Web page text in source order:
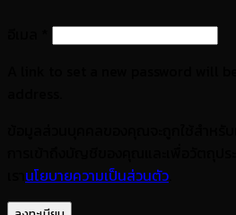
ต้องการ
นโยบายความเป็นส่วนตัว